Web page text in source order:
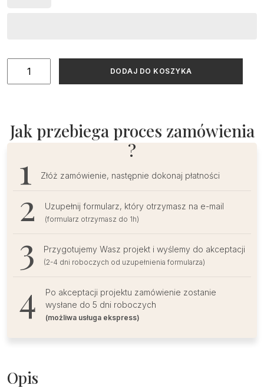
Plakat
z
DODAJ DO KOSZYKA
Jak przebiega proces zamówienia
?
Złóż zamówienie, następnie dokonaj płatności
Uzupełnij formularz, który otrzymasz na e-mail
(formularz otrzymasz do 1h)
Przygotujemy Wasz projekt i wyślemy do akceptacji
(2-4 dni roboczych od uzupełnienia formularza)
Po akceptacji projektu zamówienie zostanie
wysłane do 5 dni roboczych
(możliwa usługa ekspress)
Opis